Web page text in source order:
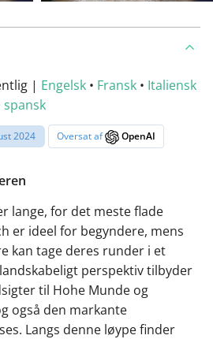
| Engelsk • Fransk • Italiensk
spansk
2024 Oversat af OpenAI
lange, for det meste flade
er ideel for begyndere, mens
kan tage deres runder i et
perspektiv tilbyder
til Hohe Munde og
også den markante
Langs denne løype finder